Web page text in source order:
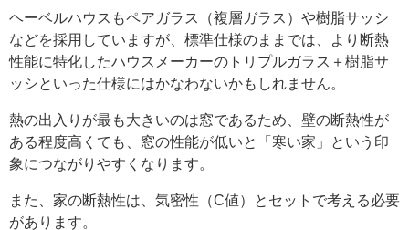
ヘーベルハウスもペアガラス（複層ガラス）や樹脂サッシ
などを採用していますが、標準仕様のままでは、より断熱
性能に特化したハウスメーカーのトリプルガラス＋樹脂サ
ッシといった仕様にはかなわないかもしれません。
熱の出入りが最も大きいのは窓であるため、壁の断熱性が
ある程度高くても、窓の性能が低いと「寒い家」という印
象につながりやすくなります。
また、家の断熱性は、気密性（C値）とセットで考える必要
があります。